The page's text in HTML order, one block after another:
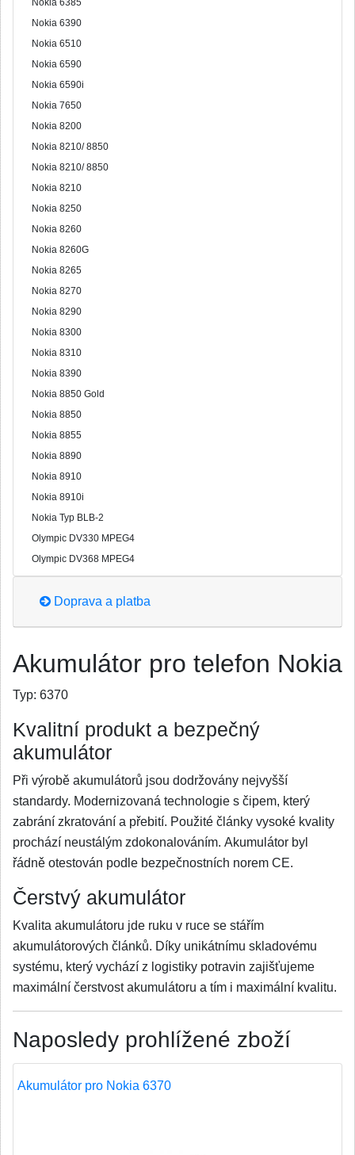
Nokia 6385
Nokia 6390
Nokia 6510
Nokia 6590
Nokia 6590i
Nokia 7650
Nokia 8200
Nokia 8210/ 8850
Nokia 8210/ 8850
Nokia 8210
Nokia 8250
Nokia 8260
Nokia 8260G
Nokia 8265
Nokia 8270
Nokia 8290
Nokia 8300
Nokia 8310
Nokia 8390
Nokia 8850 Gold
Nokia 8850
Nokia 8855
Nokia 8890
Nokia 8910
Nokia 8910i
Nokia Typ BLB-2
Olympic DV330 MPEG4
Olympic DV368 MPEG4
Doprava a platba
Akumulátor pro telefon Nokia
Typ: 6370
Kvalitní produkt a bezpečný
akumulátor
Při výrobě akumulátorů jsou dodržovány nejvyšší
standardy. Modernizovaná technologie s čipem, který
zabrání zkratování a přebití. Použité články vysoké kvality
prochází neustálým zdokonalováním. Akumulátor byl
řádně otestován podle bezpečnostních norem CE.
Čerstvý akumulátor
Kvalita akumulátoru jde ruku v ruce se stářím
akumulátorových článků. Díky unikátnímu skladovému
systému, který vychází z logistiky potravin zajišťujeme
maximální čerstvost akumulátoru a tím i maximální kvalitu.
Naposledy prohlížené zboží
Akumulátor pro Nokia 6370